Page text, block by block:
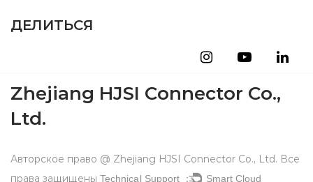
ДЕЛИТЬСЯ
Zhejiang HJSI Connector Co.,
Ltd.
Авторское право @ Zhejiang HJSI Connector Co., Ltd. Все
права защищены Technical Support ： Smart Cloud